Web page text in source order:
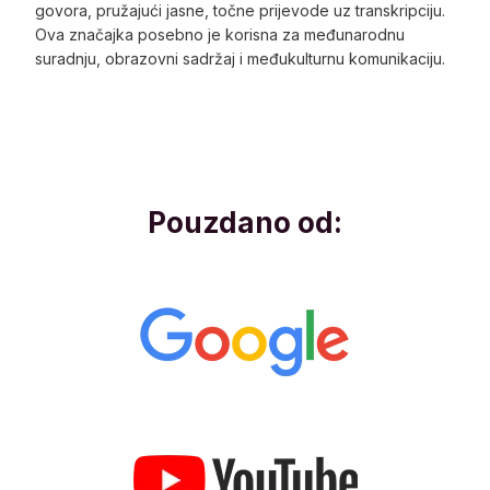
govora, pružajući jasne, točne prijevode uz transkripciju.
Ova značajka posebno je korisna za međunarodnu
suradnju, obrazovni sadržaj i međukulturnu komunikaciju.
Pouzdano od: